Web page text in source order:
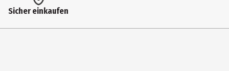
Sicher einkaufen